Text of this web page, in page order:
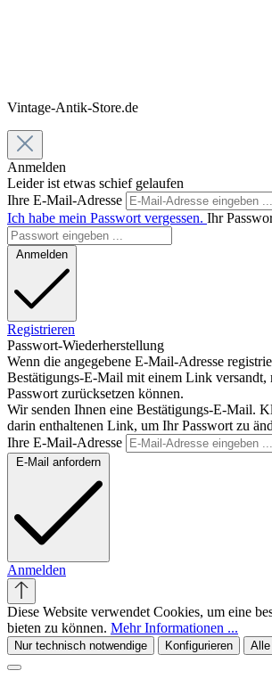
Vintage-Antik-Store.de
Anmelden
Leider ist etwas schief gelaufen
Ihre E-Mail-Adresse
Ich habe mein Passwort vergessen. Ihr
Anmelden
Registrieren
Passwort-Wiederherstellung
Wenn die angegebene E-Mail-Adresse
Bestätigungs-E-Mail mit einem Link versandt,
Passwort zurücksetzen können.
Wir senden Ihnen eine Bestätigungs-E-Mail.
darin enthaltenen Link, um Ihr Passwort zu
Ihre E-Mail-Adresse
E-Mail anfordern
Anmelden
Diese Website verwendet Cookies, um eine
bieten zu können. Mehr Informationen ...
Nur technisch notwendige Konfigurieren